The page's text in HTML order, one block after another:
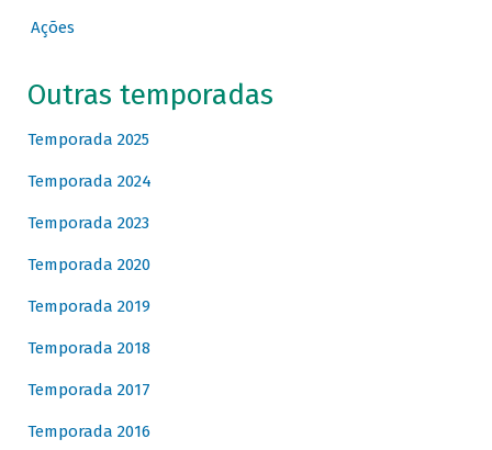
Ações
Outras temporadas
Temporada 2025
Temporada 2024
Temporada 2023
Temporada 2020
Temporada 2019
Temporada 2018
Temporada 2017
Temporada 2016